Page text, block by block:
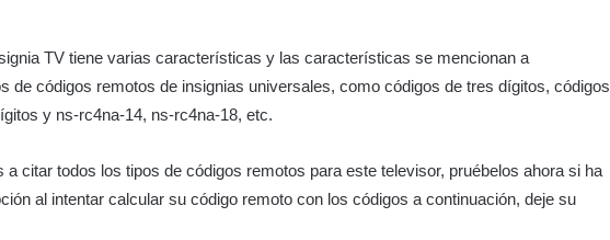
TV tiene varias características y las características se mencionan a
de códigos remotos de insignias universales, como códigos de tres dígitos, códigos
y ns-rc4na-14, ns-rc4na-18, etc.
a citar todos los tipos de códigos remotos para este televisor, pruébelos ahora si ha
al intentar calcular su código remoto con los códigos a continuación, deje su